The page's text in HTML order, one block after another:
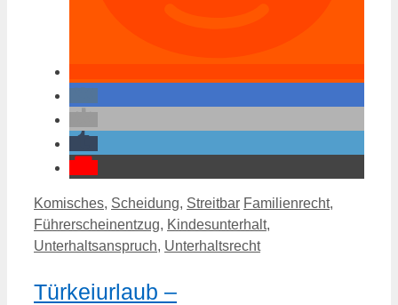
Kategorien
Komisches, Scheidung, Streitbar Schlagwörter
Familienrecht,
Führerscheinentzug, Kindesunterhalt,
Unterhaltsanspruch, Unterhaltsrecht
Türkeiurlaub –